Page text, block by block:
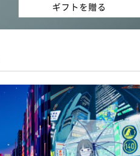
ギフトを贈る